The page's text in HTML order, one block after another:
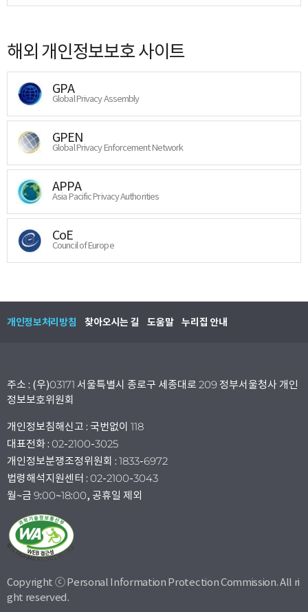
해외 개인정보보호 사이트
GPA
Global Privacy Assembly
GPEN
Global Privacy Enforcement Network
APPA
Asia Pacific Privacy Authorities
CoE
Council of Europe
개인정보처리방침 찾아오시는 길 도움말 누리집 안내
주소 : (우)03171 서울특별시 종로구 세종대로 209 정부서울청사 개인
정보보호위원회
개인정보침해신고 : 국번없이 118
대표전화 : 02-2100-3025
개인정보분쟁조정위원회 : 1833-6972
법령해석지원센터 : 02-2100-3043
월~금 9:00~18:00, 공휴일 제외
Copyright ⓒ Personal Information Protection Commission. All ri
ght reserved.